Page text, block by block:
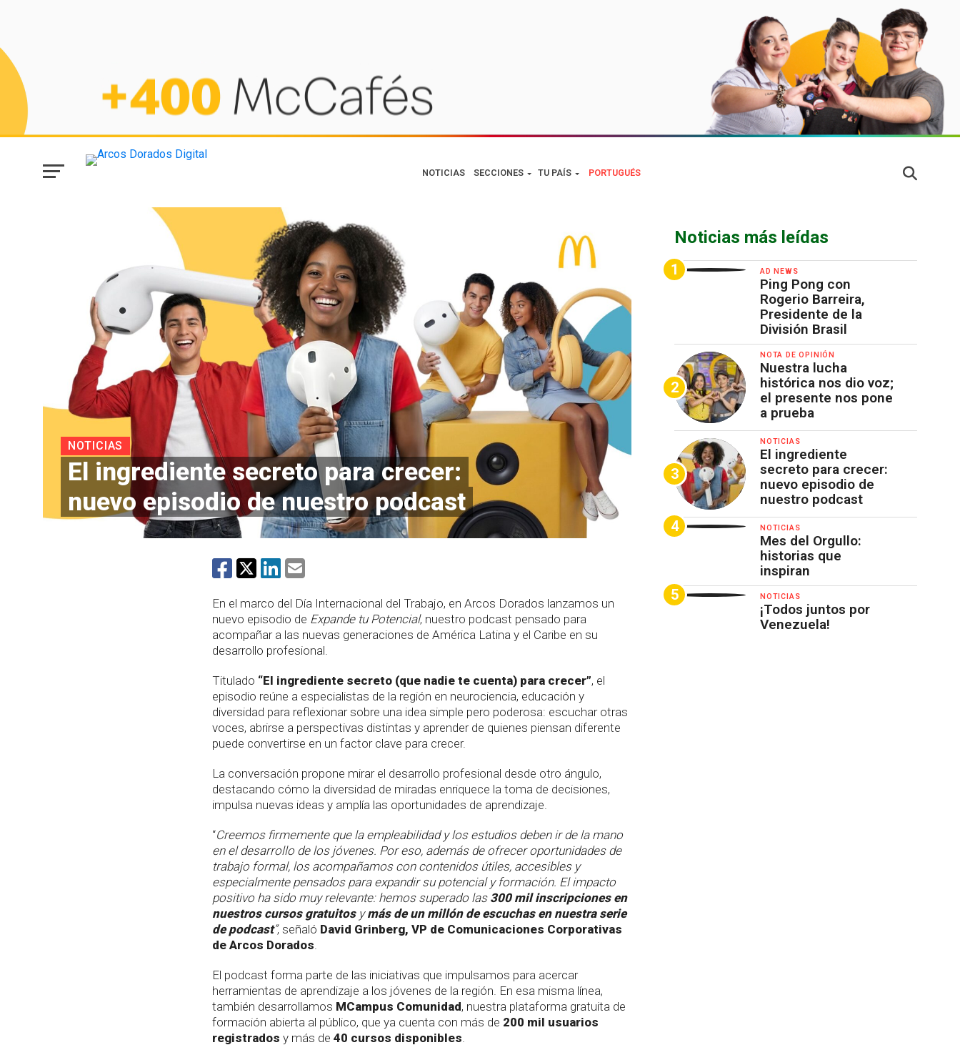
NOTICIAS SECCIONES TU PAÍS PORTUGUÉS
NOTICIAS
El ingrediente secreto para crecer:
nuevo episodio de nuestro podcast
En el marco del Día Internacional del Trabajo, en Arcos Dorados lanzamos un
nuevo episodio de Expande tu Potencial, nuestro podcast pensado para
acompañar a las nuevas generaciones de América Latina y el Caribe en su
desarrollo profesional.
Titulado “El ingrediente secreto (que nadie te cuenta) para crecer”, el
episodio reúne a especialistas de la región en neurociencia, educación y
diversidad para reflexionar sobre una idea simple pero poderosa: escuchar otras
voces, abrirse a perspectivas distintas y aprender de quienes piensan diferente
puede convertirse en un factor clave para crecer.
La conversación propone mirar el desarrollo profesional desde otro ángulo,
destacando cómo la diversidad de miradas enriquece la toma de decisiones,
impulsa nuevas ideas y amplía las oportunidades de aprendizaje.
“Creemos firmemente que la empleabilidad y los estudios deben ir de la mano
en el desarrollo de los jóvenes. Por eso, además de ofrecer oportunidades de
trabajo formal, los acompañamos con contenidos útiles, accesibles y
especialmente pensados para expandir su potencial y formación. El impacto
positivo ha sido muy relevante: hemos superado las 300 mil inscripciones en
nuestros cursos gratuitosymás de un millón de escuchas en nuestra serie
de podcast”, señaló David Grinberg, VP de Comunicaciones Corporativas
de Arcos Dorados.
El podcast forma parte de las iniciativas que impulsamos para acercar
herramientas de aprendizaje a los jóvenes de la región. En esa misma línea,
también desarrollamos MCampus Comunidad, nuestra plataforma gratuita de
formación abierta al público, que ya cuenta con más de 200 mil usuarios
registrados y más de40 cursos disponibles.
Noticias más leídas
AD NEWS
Ping Pong con
Rogerio Barreira,
Presidente de la
División Brasil
NOTA DE OPINIÓN
Nuestra lucha
histórica nos dio voz;
el presente nos pone
a prueba
NOTICIAS
El ingrediente
secreto para crecer:
nuevo episodio de
nuestro podcast
NOTICIAS
Mes del Orgullo:
historias que
inspiran
NOTICIAS
¡Todos juntos por
Venezuela!